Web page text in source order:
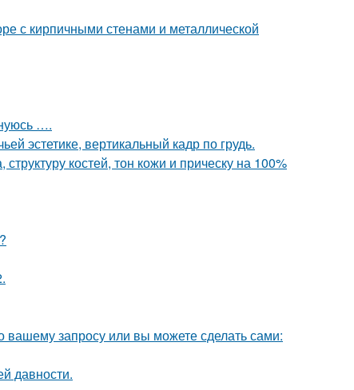
с кирпичными стенами и металлической
….
эстетике, вертикальный кадр по грудь.
костей, тон кожи и прическу на 100%
запросу или вы можете сделать сами:
давности.